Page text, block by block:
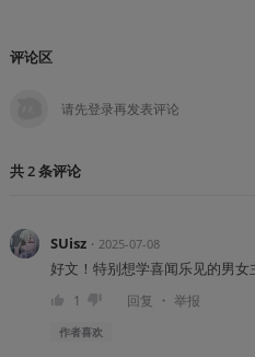
评论区
共2条评论
SUisz・ 2025-07-08
好文！特别想学喜闻乐见的男女
1 回复 ・ 举报
作者喜欢